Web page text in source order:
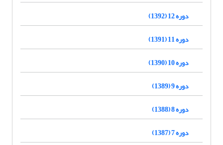
دوره 12 (1392)
دوره 11 (1391)
دوره 10 (1390)
دوره 9 (1389)
دوره 8 (1388)
دوره 7 (1387)